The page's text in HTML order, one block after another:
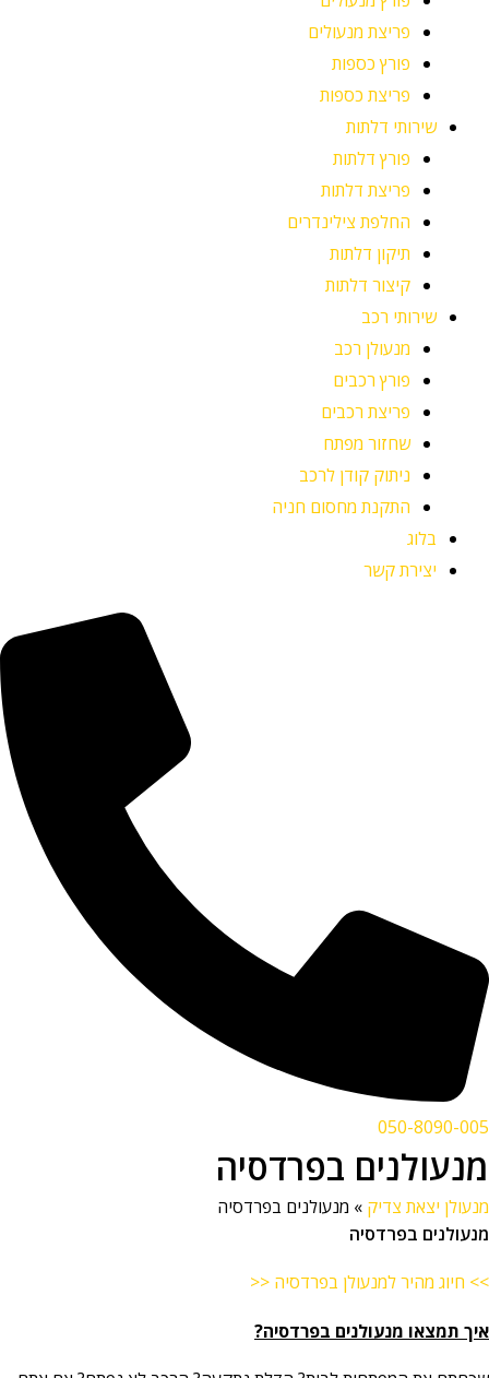
פריצת מנעולים
פורץ כספות
פריצת כספות
שירותי דלתות
פורץ דלתות
פריצת דלתות
החלפת צילינדרים
תיקון דלתות
קיצור דלתות
שירותי רכב
מנעולן רכב
פורץ רכבים
פריצת רכבים
שחזור מפתח
ניתוק קודן לרכב
התקנת מחסום חניה
בלוג
יצירת קשר
050-8090-005
מנעולנים בפרדסיה
מנעולן יצאת צדיק » מנעולנים בפרדסיה
מנעולנים בפרדסיה
>> חיוג מהיר למנעולן בפרדסיה <<
איך תמצאו מנעולנים בפרדסיה?